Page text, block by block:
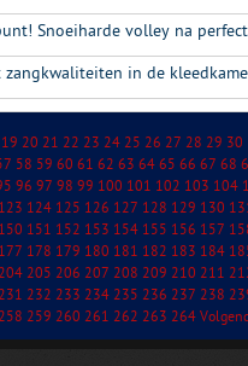
Snoeiharde volley na
zangkwaliteiten in de
19 20 21 22 23 24 25 26 27 28 29 30
58 59 60 61 62 63 64 65 66 67 68
96 97 98 99 100 101 102 103 104
123 124 125 126 127 128 129 130
150 151 152 153 154 155 156 157
177 178 179 180 181 182 183 184
205 206 207 208 209 210 211
232 233 234 235 236 237 238
259 260 261 262 263 264